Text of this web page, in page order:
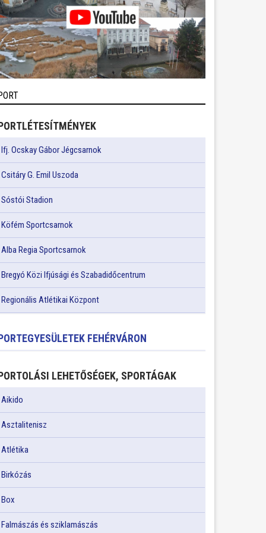
Ifj. Ocskay Gábor Jégcsarnok
Csitáry G. Emil Uszoda
Sóstói Stadion
Köfém Sportcsarnok
Alba Regia Sportcsarnok
Bregyó Közi Ifjúsági és Szabadidőcentrum
Regionális Atlétikai Központ
FEHÉRVÁRON
LEHETŐSÉGEK, SPORTÁGAK
Aikido
Asztalitenisz
Atlétika
Birkózás
Box
Falmászás és sziklamászás